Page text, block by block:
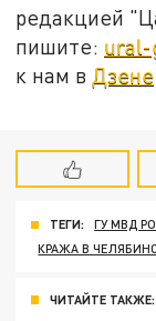
редакцией
пишите: ural-
к нам в Дзене
ТЕГИ:
ГУ МВД
КРАЖА В
ЧИТАЙТЕ ТАКЖЕ: